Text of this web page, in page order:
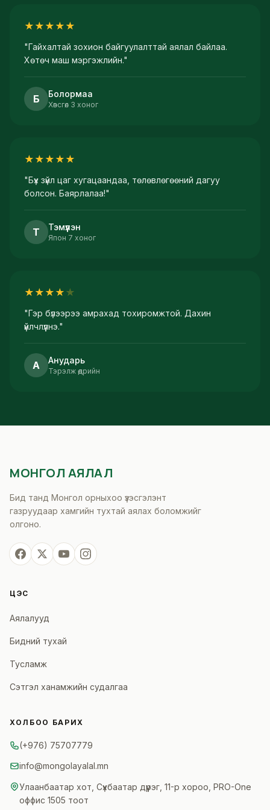
★ ★ ★ ★ ★
"Гайхалтай зохион байгуулалттай аялал байлаа.
Хөтөч маш мэргэжлийн."
Б Болормаа
Хөвсгөл 3 хоног
★ ★ ★ ★ ★
"Бүх зүйл цаг хугацаандаа, төлөвлөгөөний дагуу
болсон. Баярлалаа!"
Т Тэмүүлэн
Япон 7 хоног
★ ★ ★ ★ ★
"Гэр бүлээрээ амрахад тохиромжтой. Дахин
үйлчлүүлнэ."
А Анударь
Тэрэлж өдрийн
МОНГОЛ АЯЛАЛ
Бид танд Монгол орныхоо үзэсгэлэнт
газруудаар хамгийн тухтай аялах боломжийг
олгоно.
ЦЭС
Аялалууд
Бидний тухай
Тусламж
Сэтгэл ханамжийн судалгаа
ХОЛБОО БАРИХ
(+976) 75707779
info@mongolayalal.mn
Улаанбаатар хот, Сүхбаатар дүүрэг, 11-р хороо, PRO-One
оффис 1505 тоот